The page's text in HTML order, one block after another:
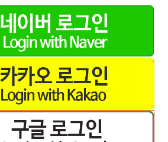
네이버 로그인
카카오 로그인
구글 로그인